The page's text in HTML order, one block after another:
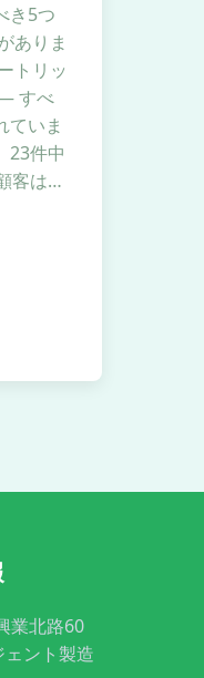
き5つ
ありま
トリッ
すべ
ていま
23件中
客は…
業北路60
ント製造